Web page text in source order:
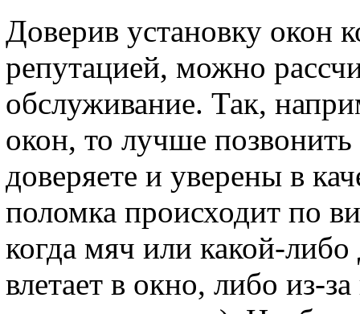
Доверив установку окон
репутацией, можно
обслуживание. Так,
окон, то лучше
доверяете и уверены в
поломка происходит по
когда мяч или какой-
влетает в окно, либо из-